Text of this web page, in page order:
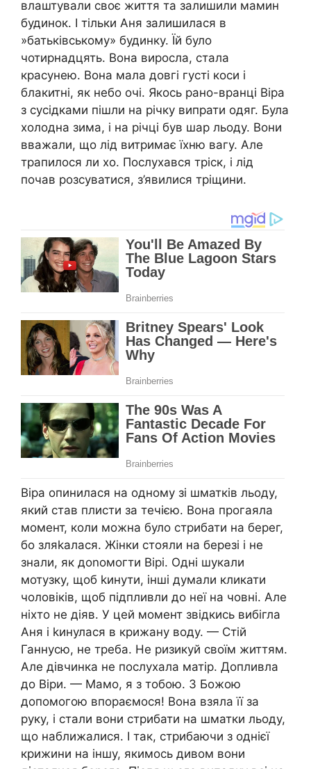
влаштували своє життя та залишили мамин
будинок. І тільки Аня залишилася в
»батьківському» будинку. Їй було
чотирнадцять. Вона виросла, стала
красунею. Вона мала довгі густі коси і
блакитні, як небо очі. Якось рано-вранці Віра
з сусідками пішли на річку випрати одяг. Була
холодна зима, і на річці був шар льоду. Вони
вважали, що лід витримає їхню вагу. Але
трапилося ли хо. Послухався тріск, і лід
почав розсуватися, з’явилися тріщини.
Віра опинилася на одному зі шматків льоду,
який став плисти за течією. Вона прогаяла
момент, коли можна було стрибати на берег,
бо зляkалася. Жінки стояли на березі і не
знали, як доnомогти Вірі. Одні шукали
мотузку, щоб kинути, інші думали кликати
чоловіків, щоб підпливли до неї на човні. Але
ніхто не діяв. У цей момент звідкись вибігла
Аня і kинулася в крижану воду. — Стій
Ганнусю, не треба. Не ризикуй своїм життям.
Але дівчинка не послухала матір. Допливла
до Віри. — Мамо, я з тобою. З Божою
допомогою впораємося! Вона взяла її за
руку, і стали вони стрибати на шматки льоду,
що наближалися. І так, стрибаючи з однієї
крижини на іншу, якимось дивом вони